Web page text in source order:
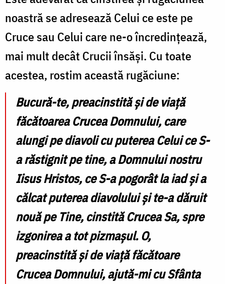
pe
ea
a
Ziditorului
Foto:
Oana
Nechifor
noastră se adresează Celui ce este pe
Cruce sau Celui care ne-o încredinţează,
mai mult decât Crucii însăşi. Cu toate
acestea, rostim această rugăciune:
Bucură-te, preacinstită și de viață
făcătoarea Crucea Domnului, care
alungi pe diavoli cu puterea Celui ce S-
a răstignit pe tine, a Domnului nostru
Iisus Hristos, ce S-a pogorât la iad și a
călcat puterea diavolului și te-a dăruit
nouă pe Tine, cinstită Crucea Sa, spre
izgonirea a tot pizmașul. O,
preacinstită și de viață făcătoare
Crucea Domnului, ajută-mi cu Sfânta